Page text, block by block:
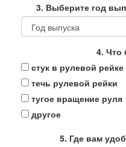
3. Выберите год
4. Что
стук в рулевой рейке
течь рулевой рейки
тугое вращение руля
другое
5. Где вам